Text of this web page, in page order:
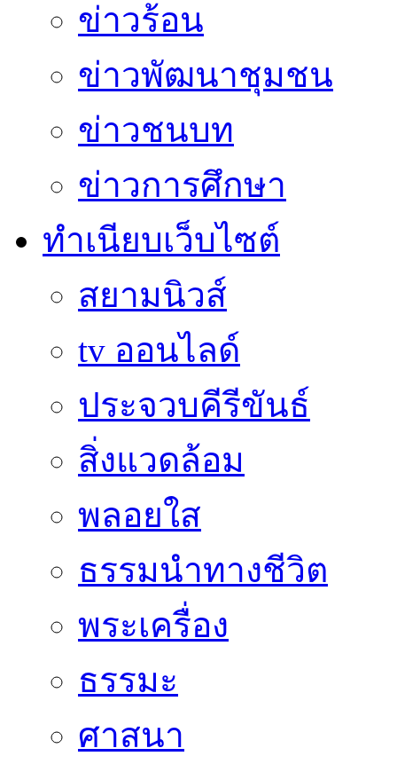
ข่าวร้อน
ข่าวพัฒนาชุมชน
ข่าวชนบท
ข่าวการศึกษา
ทำเนียบเว็บไซต์
สยามนิวส์
tv ออนไลด์
ประจวบคีรีขันธ์
สิ่งแวดล้อม
พลอยใส
ธรรมนำทางชีวิต
พระเครื่อง
ธรรมะ
ศาสนา